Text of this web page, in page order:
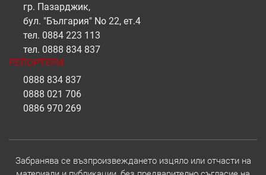
гр. Пазарджик,
бул. "България" No 22, ет.4
тел. 0884 223 113
тел. 0888 834 837
РЕПОРТЕРИ
0888 834 837
0888 021 706
0886 970 269
Забранява се възпроизвеждането изцяло или отчасти на